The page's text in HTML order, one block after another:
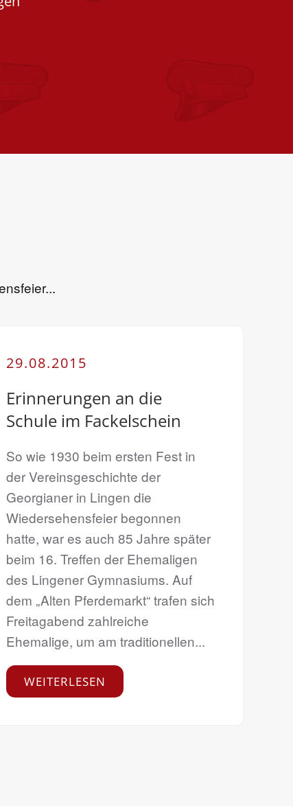
29.08.2015
Erinnerungen an die
Schule im Fackelschein
So wie 1930 beim ersten Fest in
der Vereinsgeschichte der
Georgianer in Lingen die
Wiedersehensfeier begonnen
hatte, war es auch 85 Jahre später
beim 16. Treffen der Ehemaligen
des Lingener Gymnasiums. Auf
dem „Alten Pferdemarkt“ trafen sich
Freitagabend zahlreiche
Ehemalige, um am traditionellen...
WEITERLESEN